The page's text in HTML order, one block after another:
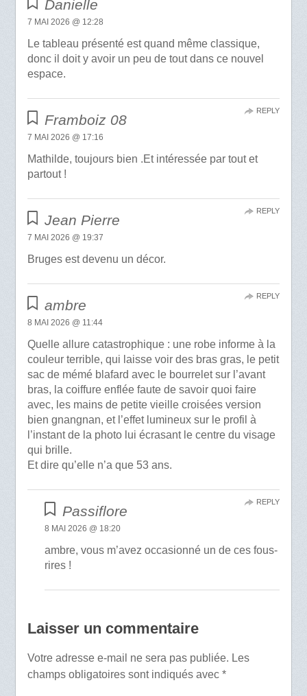
Danielle
7 MAI 2026 @ 12:28
Le tableau présenté est quand même classique,
donc il doit y avoir un peu de tout dans ce nouvel
espace.
Framboiz 08
7 MAI 2026 @ 17:16
Mathilde, toujours bien .Et intéressée par tout et
partout !
REPLY
Jean Pierre
7 MAI 2026 @ 19:37
Bruges est devenu un décor.
REPLY
ambre
8 MAI 2026 @ 11:44
Quelle allure catastrophique : une robe informe à la
couleur terrible, qui laisse voir des bras gras, le petit
sac de mémé blafard avec le bourrelet sur l’avant
bras, la coiffure enflée faute de savoir quoi faire
avec, les mains de petite vieille croisées version
bien gnangnan, et l’effet lumineux sur le profil à
l’instant de la photo lui écrasant le centre du visage
qui brille.
Et dire qu’elle n’a que 53 ans.
REPLY
Passiflore
8 MAI 2026 @ 18:20
ambre, vous m’avez occasionné un de ces fous-
rires !
REPLY
Laisser un commentaire
Votre adresse e-mail ne sera pas publiée. Les
champs obligatoires sont indiqués avec *